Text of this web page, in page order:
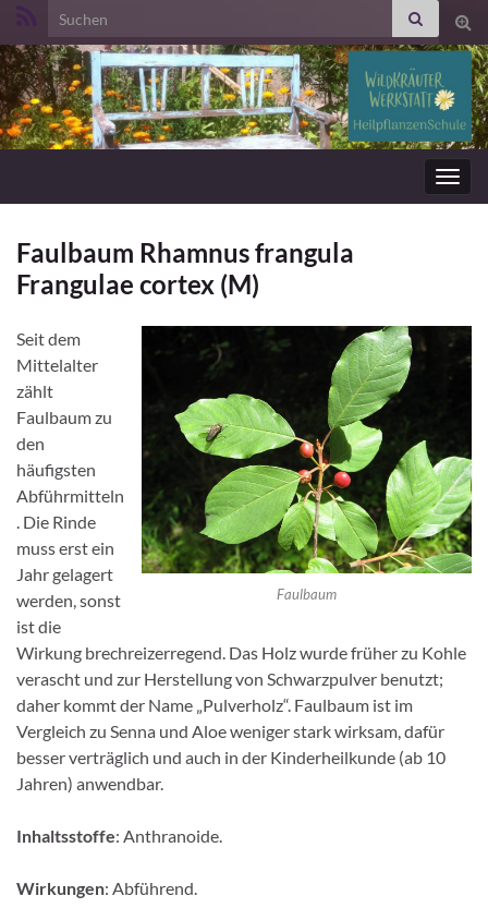
Search for:
Faulbaum Rhamnus frangula
Frangulae cortex (M)
Faulbaum
Seit dem
Mittelalter
zählt
Faulbaum zu
den
häufigsten
Abführmitteln
. Die Rinde
muss erst ein
Jahr ge­lagert
werden, sonst
ist die
Wirkung brechreizerregend. Das Holz wurde früher zu Kohle
verascht und zur Herstellung von Schwarzpulver benutzt;
daher kommt der Name „Pulverholz“. Faulbaum ist im
Vergleich zu Senna und Aloe weniger stark wirksam, dafür
besser verträglich und auch in der Kinder­heilkunde (ab 10
Jahren) anwendbar.
Inhaltsstoffe: Anthranoide.
Wirkungen: Abführend.